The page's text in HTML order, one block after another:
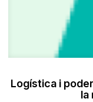
Logística i
la